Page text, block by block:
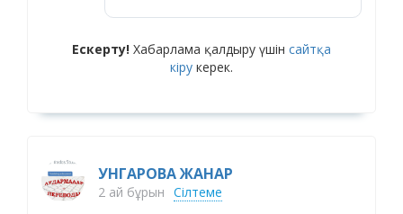
Ескерту! Хабарлама қалдыру үшін сайтқа
кіру керек.
УНГАРОВА ЖАНАР
2 ай бұрын Сілтеме